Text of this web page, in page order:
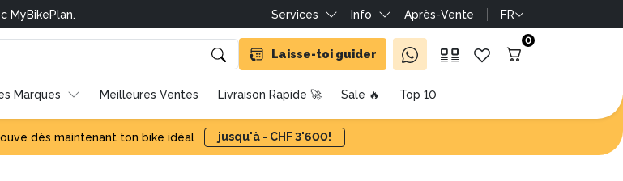
MyBikePlan. Services Info Après-Vente FR
Laisse-toi guider
0
Marques Meilleures Ventes Livraison Rapide 🚀 Sale 🔥 Top 10
dès maintenant ton bike idéal jusqu'à - CHF 3'600!